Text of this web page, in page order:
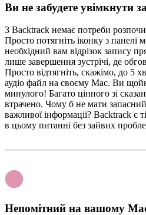
Ви не забудете увімкнути
З Backtrack немає потреби
Просто потягніть іконку з панелі
необхідний вам відрізок запису
лише завершення зустрічі, де
Просто відтягніть, скажімо, до 5
аудіо файл на своєму Mac. Ви
минулого! Багато цінного зі
втрачено. Чому б не мати
важливої інформації? Backtrack
в цьому питанні без зайвих
Непомітний на вашому